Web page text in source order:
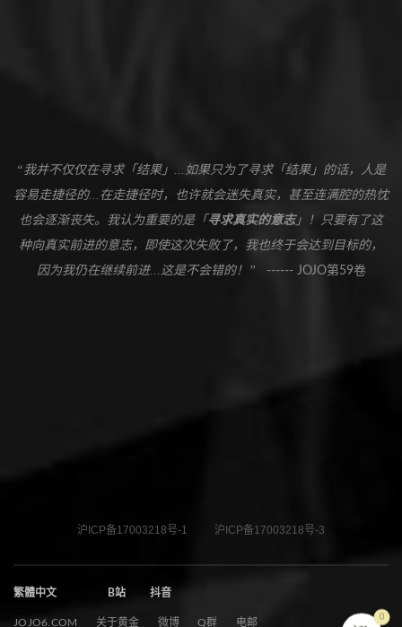
“我并不仅仅在寻求「结果」...如果只为了寻求「结果」的话，人是
容易走捷径的...在走捷径时，也许就会迷失真实，甚至连满腔的热忱
也会逐渐丧失。我认为重要的是「 寻求真实的意志」！只要有了这
种向真实前进的意志，即使这次失败了，我也终于会达到目标的，
因为我仍在继续前进...这是不会错的！”
------ JOJO第59卷
沪ICP备17003218号-1 沪ICP备17003218号-3
繁體中文 B站 抖音
JOJO6.COM 关于黄金 微博 Q群 电邮
0